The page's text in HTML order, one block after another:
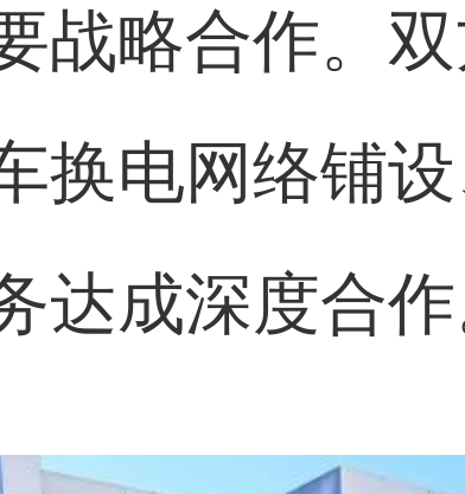
战略合作。
换电网络铺
达成深度合